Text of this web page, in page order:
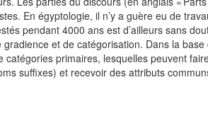
En égyptologie, il n’y a guère eu de
pendant 4000 ans est d’ailleurs sans
et de catégorisation. Dans la base
primaires, lesquelles peuvent
suffixes) et recevoir des attributs